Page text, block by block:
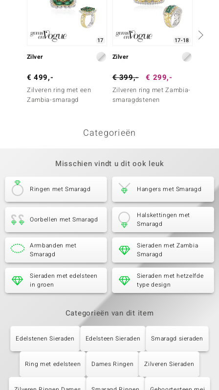
17
Zilver
€ 499,-
Zilveren ring met een
Zambia-smaragd
17-18
Zilver
€ 399,- € 299,-
Zilveren ring met Zambia-
smaragdstenen
Categorieën
Misschien vindt u dit ook leuk
Ringen met Smaragd Hangers met Smaragd
Oorbellen met Smaragd
Halskettingen met
Smaragd
Armbanden met
Smaragd
Sieraden met Zambia
Smaragd
Sieraden met edelsteen
in groen
Sieraden met hetzelfde
type design
Categorieën van dit item
Edelstenen Sieraden Edelsteen Sieraden Smaragd sieraden
Ring met edelsteen Dames Ringen Zilveren Sieraden